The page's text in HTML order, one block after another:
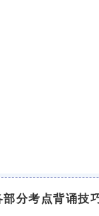
部分考点背诵技